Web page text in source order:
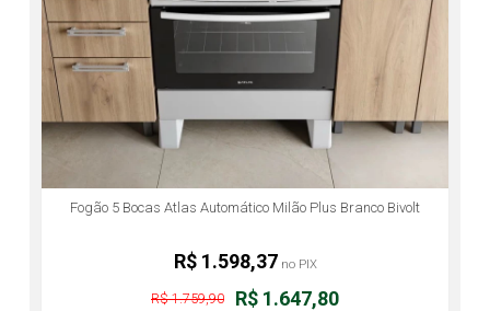
Fogão 5 Bocas Atlas Automático Milão Plus Branco Bivolt
R$ 1.647,80
R$ 1.759,90
R$ 1.598,37 no PIX